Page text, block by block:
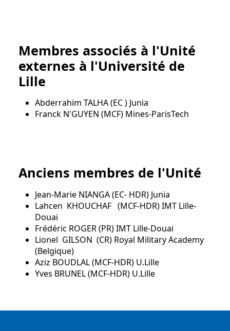
Membres associés à l'Unité
externes à l'Université de
Lille
Abderrahim TALHA (EC ) Junia
Franck N'GUYEN (MCF) Mines-ParisTech
Anciens membres de l'Unité
Jean-Marie NIANGA (EC- HDR) Junia
Lahcen KHOUCHAF (MCF-HDR) IMT Lille-
Douai
Frédéric ROGER (PR) IMT Lille-Douai
Lionel GILSON (CR) Royal Military Academy
(Belgique)
Aziz BOUDLAL (MCF-HDR) U.Lille
Yves BRUNEL (MCF-HDR) U.Lille